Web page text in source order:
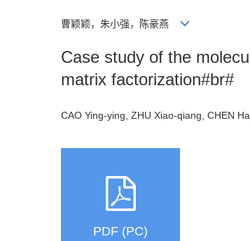
曹颖颖，朱小强，陈豪燕
Case study of the
matrix factorization#br#
CAO Ying-ying, ZHU Xiao-qiang, CHEN
PDF (PC)